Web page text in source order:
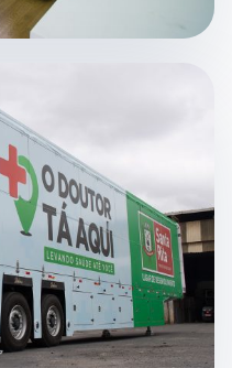
DA SAÚDE
móvel pensado para
e presença onde a